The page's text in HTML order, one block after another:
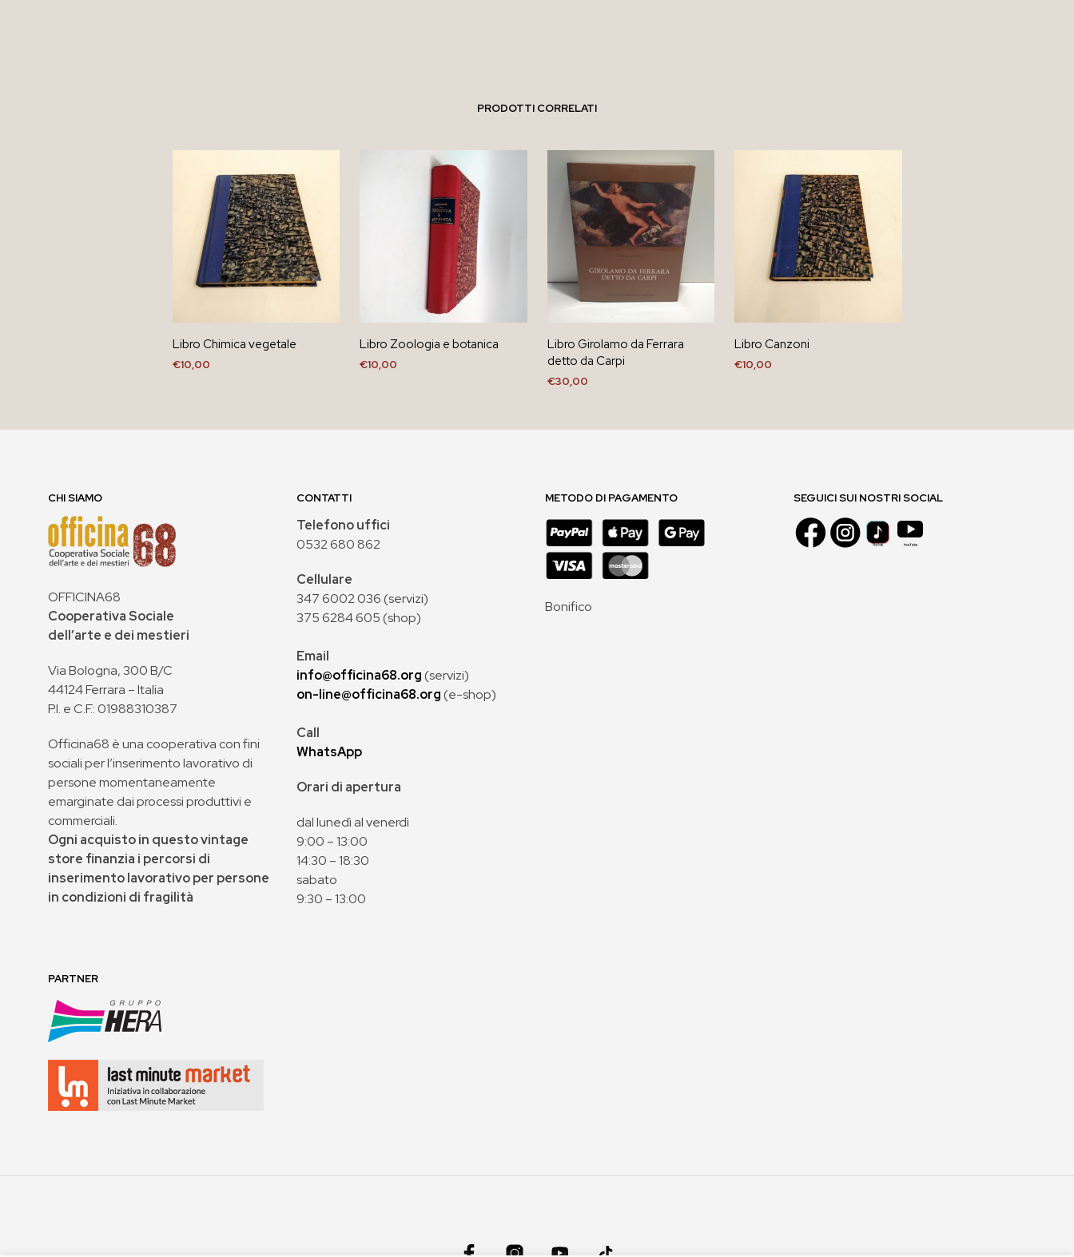
PRODOTTI CORRELATI
Libro Chimica vegetale
€10,00
Libro Zoologia e botanica
€10,00
Libro Girolamo da Ferrara
detto da Carpi
€30,00
Libro Canzoni
€10,00
CHI SIAMO
OFFICINA68
Cooperativa Sociale
dell’arte e dei mestieri
Via Bologna, 300 B/C
44124 Ferrara – Italia
P.I. e C.F.: 01988310387
Officina68 è una cooperativa con fini
sociali per l’inserimento lavorativo di
persone momentaneamente
emarginate dai processi produttivi e
commerciali.
Ogni acquisto in questo vintage
store finanzia i percorsi di
inserimento lavorativo per persone
in condizioni di fragilità
CONTATTI
Telefono uffici
0532 680 862
Cellulare
347 6002 036 (servizi)
375 6284 605 (shop)
Email
info@officina68.org(servizi)
on-line@officina68.org(e-shop)
Call
WhatsApp
Orari di apertura
dal lunedì al venerdì
9:00 – 13:00
14:30 – 18:30
sabato
9:30 – 13:00
METODO DI PAGAMENTO
Bonifico
SEGUICI SUI NOSTRI SOCIAL
PARTNER